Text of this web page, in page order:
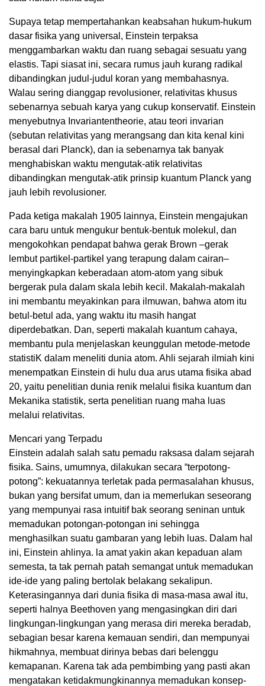
Supaya tetap mempertahankan keabsahan hukum-hukum
dasar fisika yang universal, Einstein terpaksa
menggambarkan waktu dan ruang sebagai sesuatu yang
elastis. Tapi siasat ini, secara rumus jauh kurang radikal
dibandingkan judul-judul koran yang membahasnya.
Walau sering dianggap revolusioner, relativitas khusus
sebenarnya sebuah karya yang cukup konservatif. Einstein
menyebutnya Invariantentheorie, atau teori invarian
(sebutan relativitas yang merangsang dan kita kenal kini
berasal dari Planck), dan ia sebenarnya tak banyak
menghabiskan waktu mengutak-atik relativitas
dibandingkan mengutak-atik prinsip kuantum Planck yang
jauh lebih revolusioner.
Pada ketiga makalah 1905 lainnya, Einstein mengajukan
cara baru untuk mengukur bentuk-bentuk molekul, dan
mengokohkan pendapat bahwa gerak Brown –gerak
lembut partikel-partikel yang terapung dalam cairan–
menyingkapkan keberadaan atom-atom yang sibuk
bergerak pula dalam skala lebih kecil. Makalah-makalah
ini membantu meyakinkan para ilmuwan, bahwa atom itu
betul-betul ada, yang waktu itu masih hangat
diperdebatkan. Dan, seperti makalah kuantum cahaya,
membantu pula menjelaskan keunggulan metode-metode
statistiK dalam meneliti dunia atom. Ahli sejarah ilmiah kini
menempatkan Einstein di hulu dua arus utama fisika abad
20, yaitu penelitian dunia renik melalui fisika kuantum dan
Mekanika statistik, serta penelitian ruang maha luas
melalui relativitas.
Mencari yang Terpadu
Einstein adalah salah satu pemadu raksasa dalam sejarah
fisika. Sains, umumnya, dilakukan secara “terpotong-
potong”: kekuatannya terletak pada permasalahan khusus,
bukan yang bersifat umum, dan ia memerlukan seseorang
yang mempunyai rasa intuitif bak seorang seninan untuk
memadukan potongan-potongan ini sehingga
menghasilkan suatu gambaran yang lebih luas. Dalam hal
ini, Einstein ahlinya. la amat yakin akan kepaduan alam
semesta, ta tak pernah patah semangat untuk memadukan
ide-ide yang paling bertolak belakang sekalipun.
Keterasingannya dari dunia fisika di masa-masa awal itu,
seperti halnya Beethoven yang mengasingkan diri dari
lingkungan-lingkungan yang merasa diri mereka beradab,
sebagian besar karena kemauan sendiri, dan mempunyai
hikmahnya, membuat dirinya bebas dari belenggu
kemapanan. Karena tak ada pembimbing yang pasti akan
mengatakan ketidakmungkinannya memadukan konsep-